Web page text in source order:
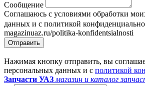
Сообщение
Соглашаюсь с условиями обработки
данных и с политикой
magazinuaz.ru/politika-konfidentsialnosti
Отправить
Нажимая кнопку отправить, вы
персональных данных и с политикой
Запчасти УАЗ магазин и каталог